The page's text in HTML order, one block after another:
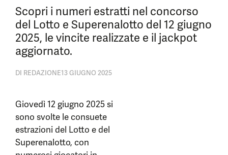
Scopri i numeri estratti nel concorso
del Lotto e Superenalotto del 12 giugno
2025, le vincite realizzate e il jackpot
aggiornato.
DI REDAZIONE13 GIUGNO 2025
Giovedì 12 giugno 2025 si
sono svolte le consuete
estrazioni del Lotto e del
Superenalotto, con